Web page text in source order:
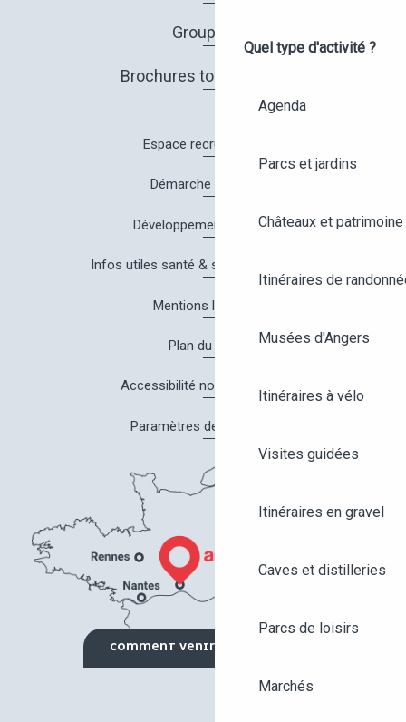
Quel type d'activité ?
Agenda
Parcs et jardins
Châteaux et patrimoine
Itinéraires de
Musées d'Angers
Itinéraires à vélo
Visites guidées
Itinéraires en gravel
Caves et distilleries
Parcs de loisirs
Marchés
Groupes
Brochures touristiques
Espace recrutement
Démarche Qualité
Développement durable
Infos utiles santé & sécurité à Angers
Mentions légales
Plan du site
Accessibilité non conforme
Paramètres des cookies
COMMENT VENIR ?